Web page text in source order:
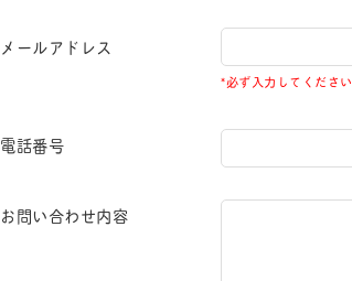
メールアドレス
*必ず入力してください
電話番号
お問い合わせ内容